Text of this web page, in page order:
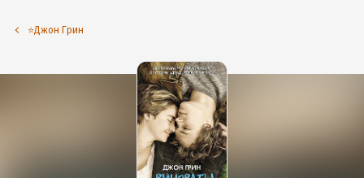
⭐️Джон Грин